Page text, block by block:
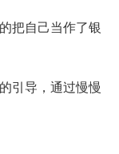
把自己当作了银
引导，通过慢慢